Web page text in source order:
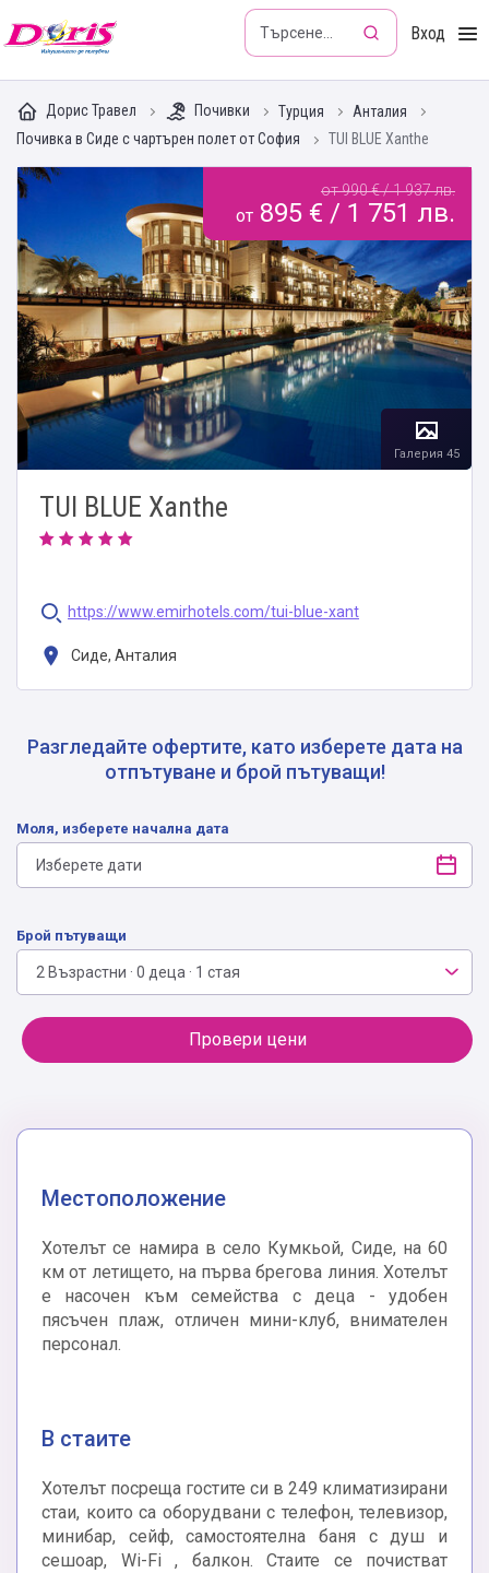
Doris - Изкушението да пътуваш Вход
Дорис Травел Почивки Турция
Анталия
Почивка в Сиде с чартърен полет от София
TUI BLUE Xanthe
TUI BLUE Xanthe
https://www.emirhotels.com/tui-blue-xant
Сиде, Анталия
от 990 € / 1 937 лв.
от 895 € / 1 751 лв.
Галерия 45
Разгледайте офертите, като изберете дата на
отпътуване и брой пътуващи!
Моля, изберете начална дата
Брой пътуващи
2 Възрастни · 0 деца · 1 стая
Провери цени
Местоположение
Хотелът се намира в село Кумкьой, Сиде, на 60
км от летището, на първа брегова линия. Хотелът
е насочен към семейства с деца - удобен
пясъчен плаж, отличен мини-клуб, внимателен
персонал.
В стаите
Хотелът посреща гостите си в 249 климатизирани
стаи, които са оборудвани с телефон, телевизор,
минибар, сейф, самостоятелна баня с душ и
сешоар, Wi-Fi , балкон. Стаите се почистват